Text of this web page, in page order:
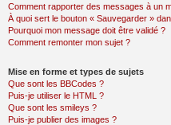
Comment rapporter des messages à un
À quoi sert le bouton « Sauvegarder »
Pourquoi mon message doit être validé ?
Comment remonter mon sujet ?
Mise en forme et types de sujets
Que sont les BBCodes ?
Puis-je utiliser le HTML ?
Que sont les smileys ?
Puis-je publier des images ?